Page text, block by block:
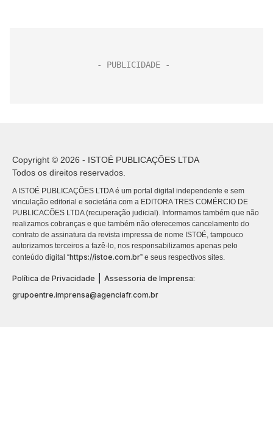
Copyright © 2026 - ISTOÉ PUBLICAÇÕES LTDA
Todos os direitos reservados.
A ISTOÉ PUBLICAÇÕES LTDA é um portal digital independente e sem
vinculação editorial e societária com a EDITORA TRES COMÉRCIO DE
PUBLICACÕES LTDA (recuperação judicial). Informamos também que não
realizamos cobranças e que também não oferecemos cancelamento do
contrato de assinatura da revista impressa de nome ISTOÉ, tampouco
autorizamos terceiros a fazê-lo, nos responsabilizamos apenas pelo
conteúdo digital “https://istoe.com.br” e seus respectivos sites.
Política de Privacidade
Assessoria de Imprensa:
grupoentre.imprensa@agenciafr.com.br